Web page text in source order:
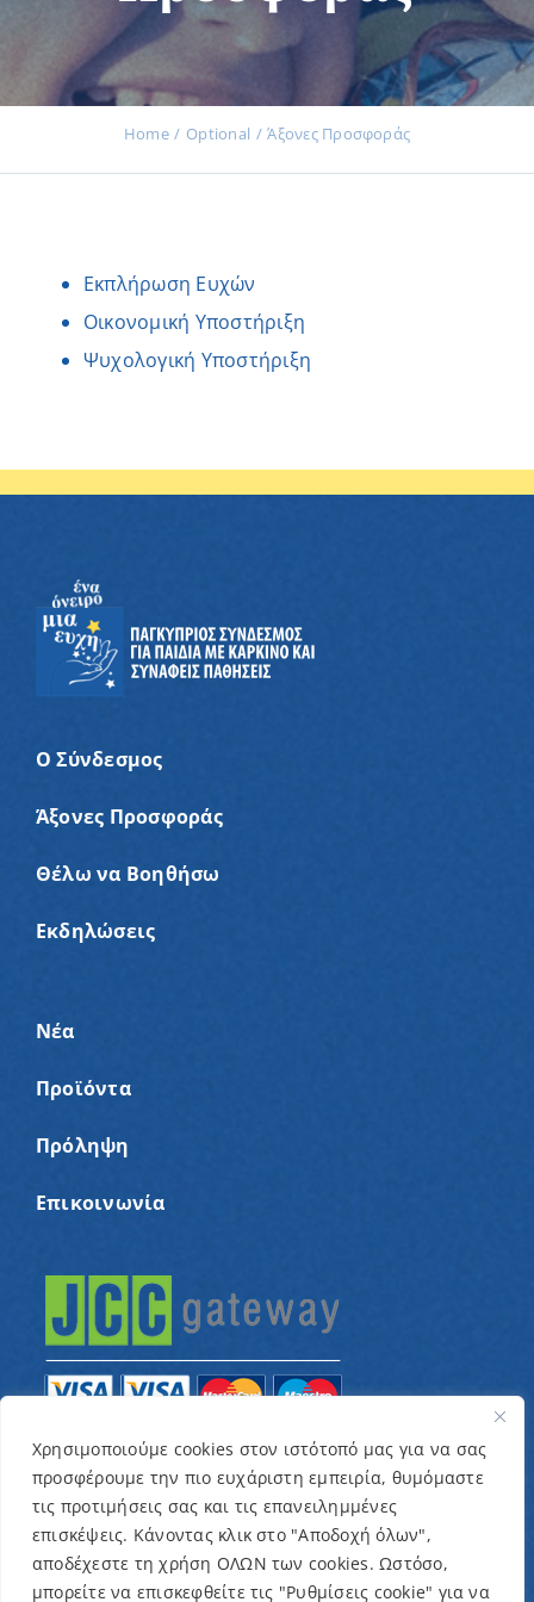
Χρησιμοποιούμε cookies στον ιστότοπό μας για να σας
προσφέρουμε την πιο ευχάριστη εμπειρία, θυμόμαστε
τις προτιμήσεις σας και τις επανειλημμένες
επισκέψεις. Κάνοντας κλικ στο "Αποδοχή όλων",
αποδέχεστε τη χρήση ΟΛΩΝ των cookies. Ωστόσο,
μπορείτε να επισκεφθείτε τις "Ρυθμίσεις cookie" για να
Εκδηλώσεις
Προϊόντα
Home Optional Άξονες Προσφοράς
Εκπλήρωση Ευχών
Οικονομική Υποστήριξη
Ψυχολογική Υποστήριξη
Ο Σύνδεσμος
Άξονες Προσφοράς
Θέλω να Βοηθήσω
Εκδηλώσεις
Νέα
Προϊόντα
Πρόληψη
Επικοινωνία
© Copyright 2022 – Παγκύπριος Σύνδεσμος για
παιδιά με καρκίνο και συναφείς παθήσεις «Ένα
Όνειρο Μια Ευχή» / Designed & Developed byNETinfo
Plc